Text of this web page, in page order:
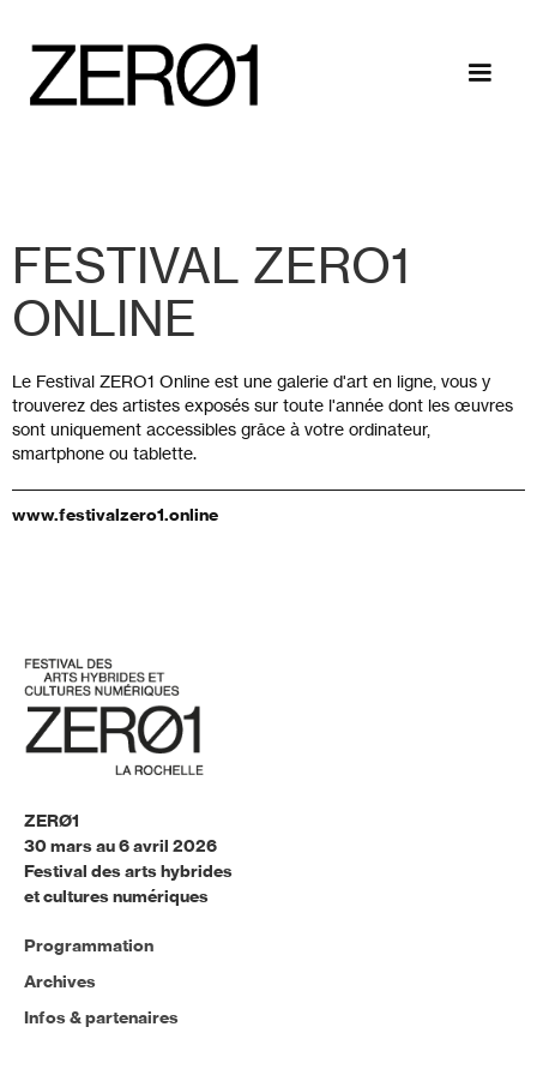
FESTIVAL ZERO1
ONLINE
Le Festival ZERO1 Online est une galerie d'art en ligne, vous y
trouverez des artistes exposés sur toute l'année dont les œuvres
sont uniquement accessibles grâce à votre ordinateur,
smartphone ou tablette.
www.festivalzero1.online
ZERØ1
30 mars au 6 avril 2026
Festival des arts hybrides
et cultures numériques
Programmation
Archives
Infos & partenaires